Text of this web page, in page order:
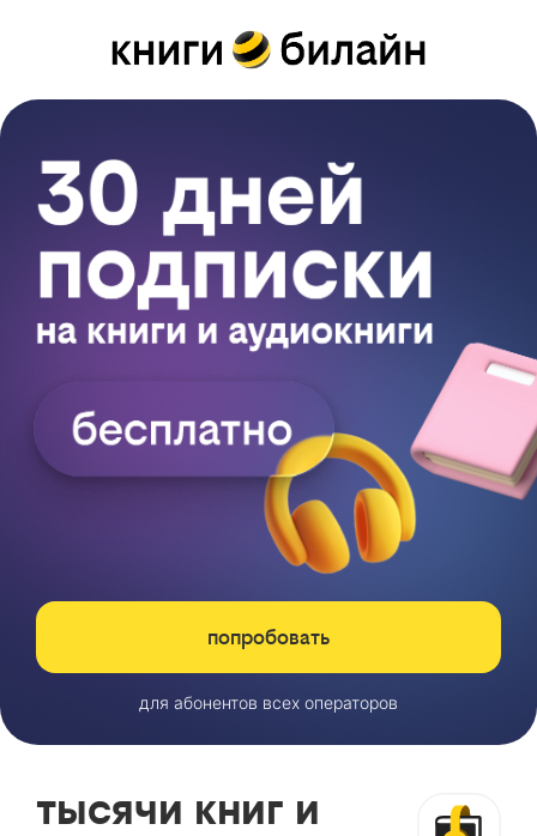
попробовать
для абонентов всех операторов
тысячи книг и